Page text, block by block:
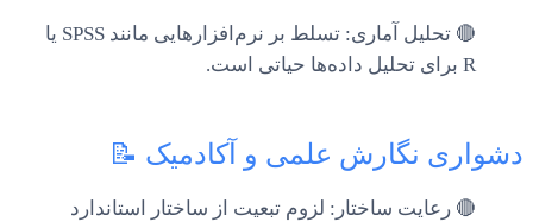
🔴 تحلیل آماری: تسلط بر نرم‌افزارهایی مانند SPSS یا
R برای تحلیل داده‌ها حیاتی است.
دشواری نگارش علمی و آکادمیک 📝
🔴 رعایت ساختار: لزوم تبعیت از ساختار استاندارد